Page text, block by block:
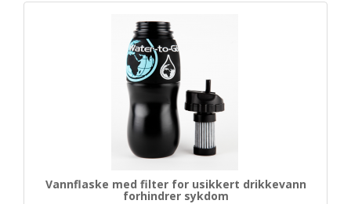
Vannflaske med filter for usikkert drikkevann
forhindrer sykdom